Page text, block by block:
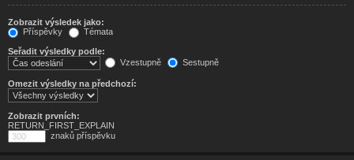
Zobrazit výsledek jako:
Příspěvky
Témata
Seřadit výsledky podle:
Vzestupně
Sestupně
Omezit výsledky na předchozí:
Zobrazit prvních:
RETURN_FIRST_EXPLAIN
znaků příspěvku